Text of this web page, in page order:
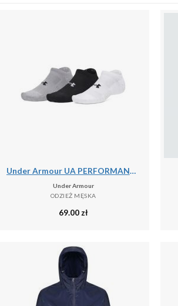
Under Armour UA PERFORMANCE COTTON 3PK NS Skarpetki unisex
Under Armour
ODZIEŻ MĘSKA
69.00 zł